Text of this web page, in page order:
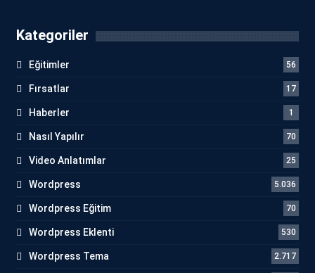
Kategoriler
Eğitimler 56
Fırsatlar 17
Haberler 1
Nasıl Yapılır 70
Video Anlatımlar 25
Wordpress 5.036
Wordpress Eğitim 70
Wordpress Eklenti 530
Wordpress Tema 2.717